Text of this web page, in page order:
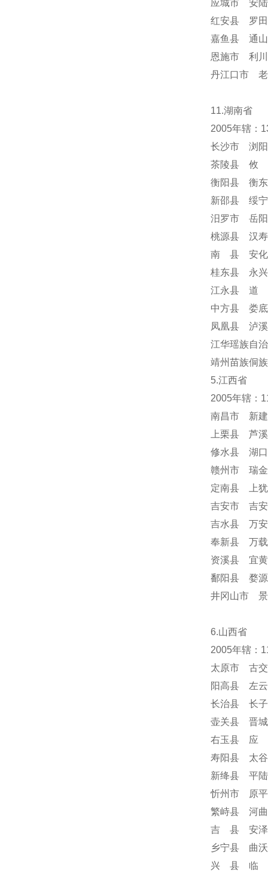
应城市 安
红安县 罗
嘉鱼县 通
恩施市 利
丹江口市
11.湖南省
2005年辖：
长沙市 浏
茶陵县 攸
衡阳县 衡
新邵县 绥
汨罗市 岳
桃源县 汉
南 县 安化
桂东县 永
江永县 道
中方县 娄
凤凰县 泸
江华瑶族自
靖州苗族侗
5.江西省
2005年辖：
南昌市 新
上栗县 芦
修水县 湖
赣州市 瑞
定南县 上
吉安市 吉
吉水县 万
奉新县 万
资溪县 宜
鄱阳县 婺
井冈山市 景
6.山西省
2005年辖：
太原市 古
阳高县 左
长治县 长
壶关县 晋
右玉县 应
寿阳县 太
新绛县 平
忻州市 原
繁峙县 河
吉 县 安
乡宁县 曲
兴 县 临